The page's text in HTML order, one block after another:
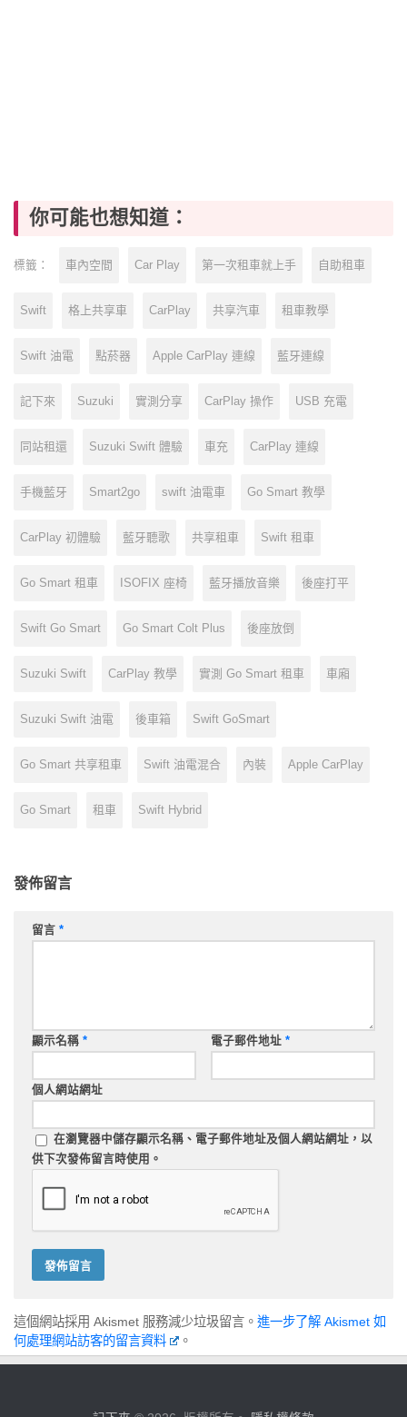
你可能也想知道：
標籤： 車內空間 Car Play 第一次租車就上手 自助租車
Swift 格上共享車 CarPlay 共享汽車 租車教學
Swift 油電 點菸器 Apple CarPlay 連線 藍牙連線
記下來 Suzuki 實測分享 CarPlay 操作 USB 充電
同站租還 Suzuki Swift 體驗 車充 CarPlay 連線
手機藍牙 Smart2go swift 油電車 Go Smart 教學
CarPlay 初體驗 藍牙聽歌 共享租車 Swift 租車
Go Smart 租車 ISOFIX 座椅 藍牙播放音樂 後座打平
Swift Go Smart Go Smart Colt Plus 後座放倒
Suzuki Swift CarPlay 教學 實測 Go Smart 租車 車廂
Suzuki Swift 油電 後車箱 Swift GoSmart
Go Smart 共享租車 Swift 油電混合 內裝 Apple CarPlay
Go Smart 租車 Swift Hybrid
發佈留言
留言 *
顯示名稱 * 電子郵件地址 *
個人網站網址
在瀏覽器中儲存顯示名稱、電子郵件地址及個人網站網址，以
供下次發佈留言時使用。
這個網站採用 Akismet 服務減少垃圾留言。 進一步了解 Akismet 如
何處理網站訪客的留言資料
。